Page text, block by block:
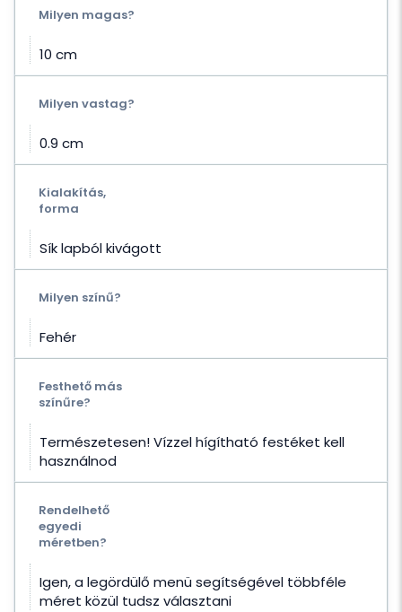
Milyen magas?
10 cm
Milyen vastag?
0.9 cm
Kialakítás,
forma
Sík lapból kivágott
Milyen színű?
Fehér
Festhető más
színűre?
Természetesen! Vízzel hígítható festéket kell
használnod
Rendelhető
egyedi
méretben?
Igen, a legördülő menü segítségével többféle
méret közül tudsz választani